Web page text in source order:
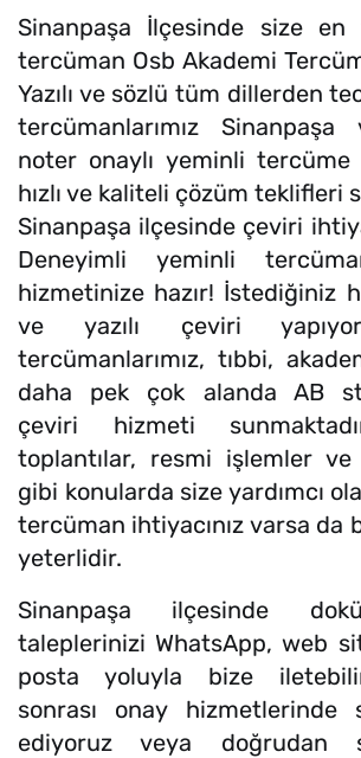
Sinanpaşa İlçesinde size en
tercüman Osb Akademi
Yazılı ve sözlü tüm dillerden
tercümanlarımız
noter onaylı yeminli tercüme
hızlı ve kaliteli çözüm teklifleri
Sinanpaşa ilçesinde çeviri
Deneyimli yeminli
hizmetinize hazır! İstediğiniz
ve yazılı çeviri
tercümanlarımız, tıbbi,
daha pek çok alanda AB
çeviri hizmeti
toplantılar, resmi işlemler
gibi konularda size yardımcı
tercüman ihtiyacınız varsa da
yeterlidir.
Sinanpaşa ilçesinde
taleplerinizi WhatsApp, web
posta yoluyla bize
sonrası onay hizmetlerinde
ediyoruz veya doğrudan